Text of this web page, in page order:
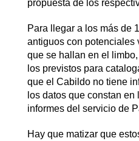
propuesta de los
Para llegar a los más de
antiguos con potenciales
que se hallan en el
los previstos para
que el Cabildo no tiene
los datos que constan
informes del servicio de
Hay que matizar que